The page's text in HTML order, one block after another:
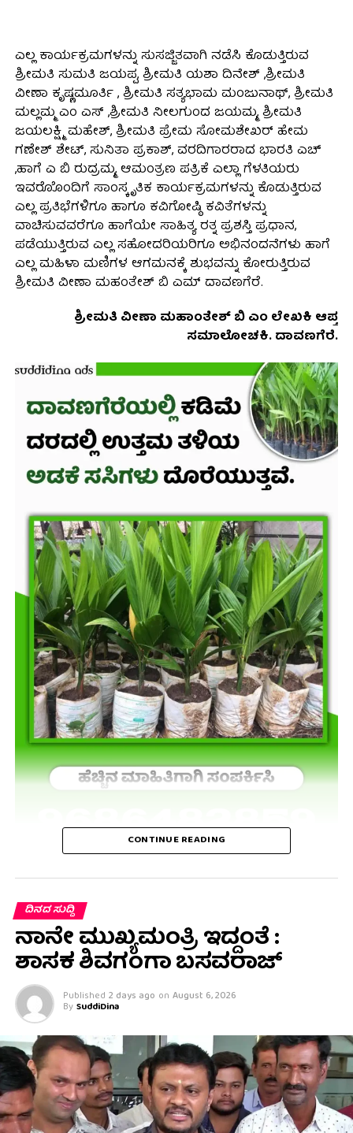
ಎಲ್ಲ ಕಾರ್ಯಕ್ರಮಗಳನ್ನು ಸುಸಜ್ಜಿತವಾಗಿ ನಡೆಸಿ ಕೊಡುತ್ತಿರುವ
ಶ್ರೀಮತಿ ಸುಮತಿ ಜಯಪ್ಪ, ಶ್ರೀಮತಿ ಯಶಾ ದಿನೇಶ್ ,ಶ್ರೀಮತಿ
ವೀಣಾ ಕೃಷ್ಣಮೂರ್ತಿ , ಶ್ರೀಮತಿ ಸತ್ಯಭಾಮ ಮಂಜುನಾಥ್, ಶ್ರೀಮತಿ
ಮಲ್ಲಮ್ಮ ಎಂ ಎಸ್ ,ಶ್ರೀಮತಿ ನೀಲಗುಂದ ಜಯಮ್ಮ, ಶ್ರೀಮತಿ
ಜಯಲಕ್ಷ್ಮಿ ಮಹೇಶ್, ಶ್ರೀಮತಿ ಪ್ರೇಮ ಸೋಮಶೇಖರ್ ಹೇಮ
ಗಣೇಶ್ ಶೇಟ್, ಸುನಿತಾ ಪ್ರಕಾಶ್, ವರದಿಗಾರರಾದ ಭಾರತಿ ಎಚ್
,ಹಾಗೆ ಎ ಬಿ ರುದ್ರಮ್ಮ, ಆಮಂತ್ರಣ ಪತ್ರಿಕೆ ಎಲ್ಲಾ ಗೆಳತಿಯರು
ಇವರೊೊಂದಿಗೆ ಸಾಂಸ್ಕೃತಿಕ ಕಾರ್ಯಕ್ರಮಗಳನ್ನು ಕೊಡುತ್ತಿರುವ
ಎಲ್ಲ ಪ್ರತಿಭೆಗಳಿಗೂ ಹಾಗೂ ಕವಿಗೋಷ್ಠಿ ಕವಿತೆಗಳನ್ನು
ವಾಚಿಸುವವರೆಗೂ ಹಾಗೆಯೇ ಸಾಹಿತ್ಯ ರತ್ನ ಪ್ರಶಸ್ತಿ ಪ್ರಧಾನ,
ಪಡೆಯುತ್ತಿರುವ ಎಲ್ಲ ಸಹೋದರಿಯರಿಗೂ ಅಭಿನಂದನೆಗಳು ಹಾಗೆ
ಎಲ್ಲ ಮಹಿಳಾ ಮಣಿಗಳ ಆಗಮನಕ್ಕೆ ಶುಭವನ್ನು ಕೋರುತ್ತಿರುವ
ಶ್ರೀಮತಿ ವೀಣಾ ಮಹಂತೇಶ್ ಬಿ ಎಮ್ ದಾವಣಗೆರೆ.
ಶ್ರೀಮತಿ ವೀಣಾ ಮಹಾಂತೇಶ್ ಬಿ ಎಂ ಲೇಖಕಿ ಆಪ್ತ
ಸಮಾಲೋಚಕಿ. ದಾವಣಗೆರೆ.
CONTINUE READING
ದಿನದ ಸುದ್ದಿ
ನಾನೇ ಮುಖ್ಯಮಂತ್ರಿ ಇದ್ದಂತೆ :
ಶಾಸಕ ಶಿವಗಂಗಾ ಬಸವರಾಜ್
Published 2 days ago on August 6, 2026
By SuddiDina